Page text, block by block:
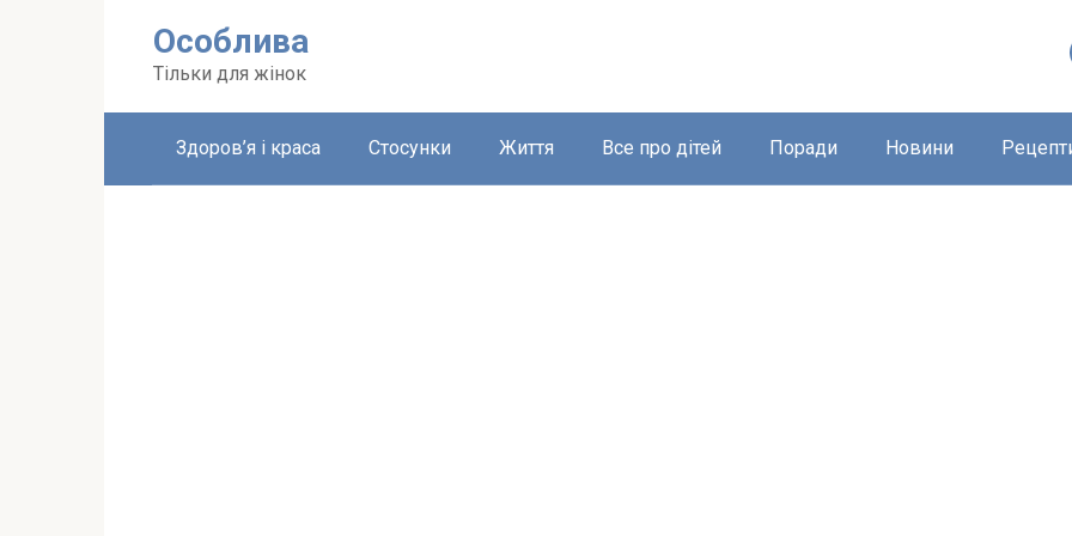
Особлива
Тільки для жінок
Здоров’я і краса Стосунки Життя Все про дітей Поради Новини